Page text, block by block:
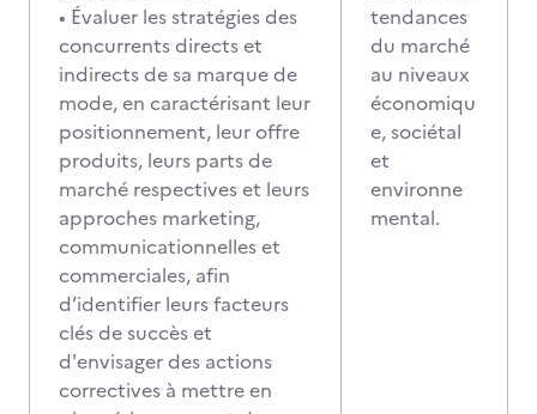
• Évaluer les stratégies des
concurrents directs et
indirects de sa marque de
mode, en caractérisant leur
positionnement, leur offre
produits, leurs parts de
marché respectives et leurs
approches marketing,
communicationnelles et
commerciales, afin
d’identifier leurs facteurs
clés de succès et
d'envisager des actions
correctives à mettre en
tendances
du marché
au niveaux
économiqu
e, sociétal
et
environne
mental.